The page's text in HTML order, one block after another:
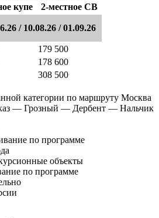
купе 2-местное СВ
/ 10.08.26 / 01.09.26
179 500
178 600
308 500
категории по маршруту Москва
— Грозный — Дербент — Нальчик
по программе
объекты
по программе